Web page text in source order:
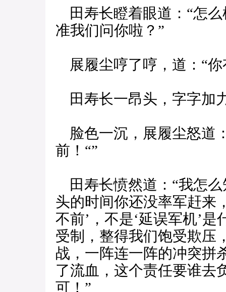
田寿长瞪着眼道：“怎
准我们问你啦？”
展履尘哼了哼，道：“你
田寿长一昂头，字字加
脸色一沉，展履尘怒道
前！“”
田寿长愤然道：“我怎
头的时间你还没率军赶来
不前’，不是‘延误军机’
受制，整得我们饱受欺压
战，一阵连一阵的冲突拼
了流血，这个责任要谁去
可！”